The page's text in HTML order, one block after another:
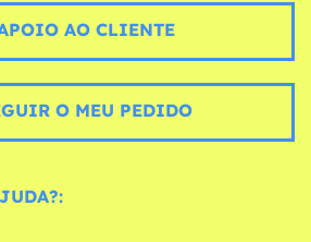
AO CLIENTE
O MEU PEDIDO